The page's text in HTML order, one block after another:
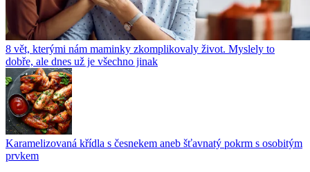
8 vět, kterými nám maminky zkomplikovaly život. Myslely to
dobře, ale dnes už je všechno jinak
Karamelizovaná křídla s česnekem aneb šťavnatý pokrm s osobitým
prvkem